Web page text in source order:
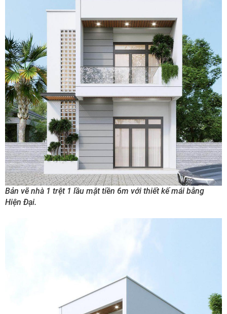
Bản vẽ nhà 1 trệt 1 lầu mặt tiền 6m với thiết kế mái bằng
Hiện Đại.